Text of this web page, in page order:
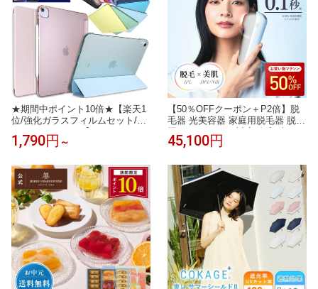
★期間中ポイント10倍★【楽天1
位/強化ガラスフィルムセット/ブ
Pad Air11/Air13(M4/M3/M2) Pro1
10世代 第9世代 第8/7/6/5世代 カ
バー Air5 Air4 mini7 mini6 mini5
mini4 Air Air2 軽量 保護フィルム
1,790円 ～
【50％OFFクーポン＋P2倍】脱
毛器 光美容器 家庭用脱毛器 脱毛
ト フォトケア IPL NIR DPL 光美
メンズ レディース シミ そばかす
肌ケア リフトケア ムダ毛ケア ワ
キ ヒゲ 脇 顔 自宅 照射早い 簡単
プレゼント
45,100円